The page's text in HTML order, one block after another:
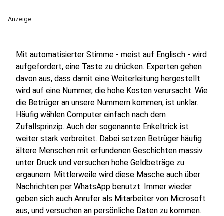
Anzeige
Mit automatisierter Stimme - meist auf Englisch - wird
aufgefordert, eine Taste zu drücken. Experten gehen
davon aus, dass damit eine Weiterleitung hergestellt
wird auf eine Nummer, die hohe Kosten verursacht. Wie
die Betrüger an unsere Nummern kommen, ist unklar.
Häufig wählen Computer einfach nach dem
Zufallsprinzip. Auch der sogenannte Enkeltrick ist
weiter stark verbreitet. Dabei setzen Betrüger häufig
ältere Menschen mit erfundenen Geschichten massiv
unter Druck und versuchen hohe Geldbeträge zu
ergaunern. Mittlerweile wird diese Masche auch über
Nachrichten per WhatsApp benutzt. Immer wieder
geben sich auch Anrufer als Mitarbeiter von Microsoft
aus, und versuchen an persönliche Daten zu kommen.